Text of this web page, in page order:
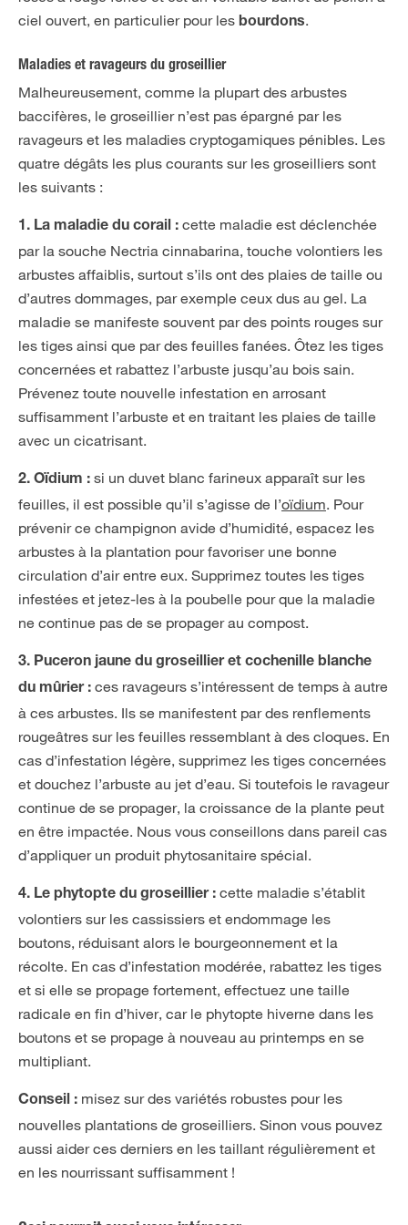
ciel ouvert, en particulier pour les bourdons.
Maladies et ravageurs du groseillier
Malheureusement, comme la plupart des arbustes
baccifères, le groseillier n’est pas épargné par les
ravageurs et les maladies cryptogamiques pénibles. Les
quatre dégâts les plus courants sur les groseilliers sont
les suivants :
1. La maladie du corail : cette maladie est déclenchée
par la souche Nectria cinnabarina, touche volontiers les
arbustes affaiblis, surtout s’ils ont des plaies de taille ou
d’autres dommages, par exemple ceux dus au gel. La
maladie se manifeste souvent par des points rouges sur
les tiges ainsi que par des feuilles fanées. Ôtez les tiges
concernées et rabattez l’arbuste jusqu’au bois sain.
Prévenez toute nouvelle infestation en arrosant
suffisamment l’arbuste et en traitant les plaies de taille
avec un cicatrisant.
2. Oïdium : si un duvet blanc farineux apparaît sur les
feuilles, il est possible qu’il s’agisse de l’oïdium. Pour
prévenir ce champignon avide d’humidité, espacez les
arbustes à la plantation pour favoriser une bonne
circulation d’air entre eux. Supprimez toutes les tiges
infestées et jetez-les à la poubelle pour que la maladie
ne continue pas de se propager au compost.
3. Puceron jaune du groseillier et cochenille blanche
du mûrier : ces ravageurs s’intéressent de temps à autre
à ces arbustes. Ils se manifestent par des renflements
rougeâtres sur les feuilles ressemblant à des cloques. En
cas d’infestation légère, supprimez les tiges concernées
et douchez l’arbuste au jet d’eau. Si toutefois le ravageur
continue de se propager, la croissance de la plante peut
en être impactée. Nous vous conseillons dans pareil cas
d’appliquer un produit phytosanitaire spécial.
4. Le phytopte du groseillier : cette maladie s’établit
volontiers sur les cassissiers et endommage les
boutons, réduisant alors le bourgeonnement et la
récolte. En cas d’infestation modérée, rabattez les tiges
et si elle se propage fortement, effectuez une taille
radicale en fin d’hiver, car le phytopte hiverne dans les
boutons et se propage à nouveau au printemps en se
multipliant.
Conseil : misez sur des variétés robustes pour les
nouvelles plantations de groseilliers. Sinon vous pouvez
aussi aider ces derniers en les taillant régulièrement et
en les nourrissant suffisamment !